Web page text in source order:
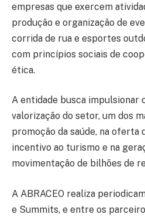
empresas que exercem
produção e organização de
corrida de rua e esportes
com princípios sociais de
ética.
A entidade busca impulsionar
valorização do setor, um dos
promoção da saúde, na oferta
incentivo ao turismo e na
movimentação de bilhões de
A ABRACEO realiza
e Summits, e entre os